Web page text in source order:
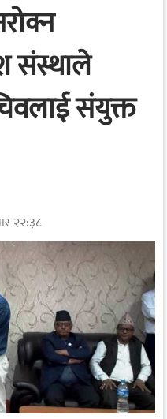
संस्थाले
संयुक्त
२२:३८